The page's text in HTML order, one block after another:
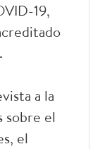
19,
a la
sobre el
el